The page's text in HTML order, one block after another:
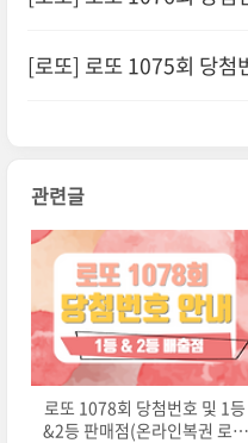
[로또] 로또 1075회 당첨
관련글
로또 1078회 당첨번호 및 1등
&2등 판매점(온라인복권 로또